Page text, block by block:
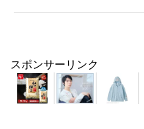
スポンサーリンク